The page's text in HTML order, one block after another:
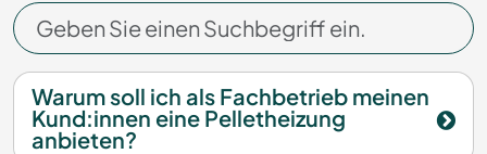
Warum soll ich als Fachbetrieb meinen
Kund:innen eine Pelletheizung
anbieten?